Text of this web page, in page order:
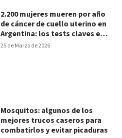
25 de Marzo de 2026
2.200 mujeres mueren por año
de cáncer de cuello uterino en
Argentina: los tests claves en
la detección
Mosquitos: algunos de los
mejores trucos caseros para
combatirlos y evitar picaduras